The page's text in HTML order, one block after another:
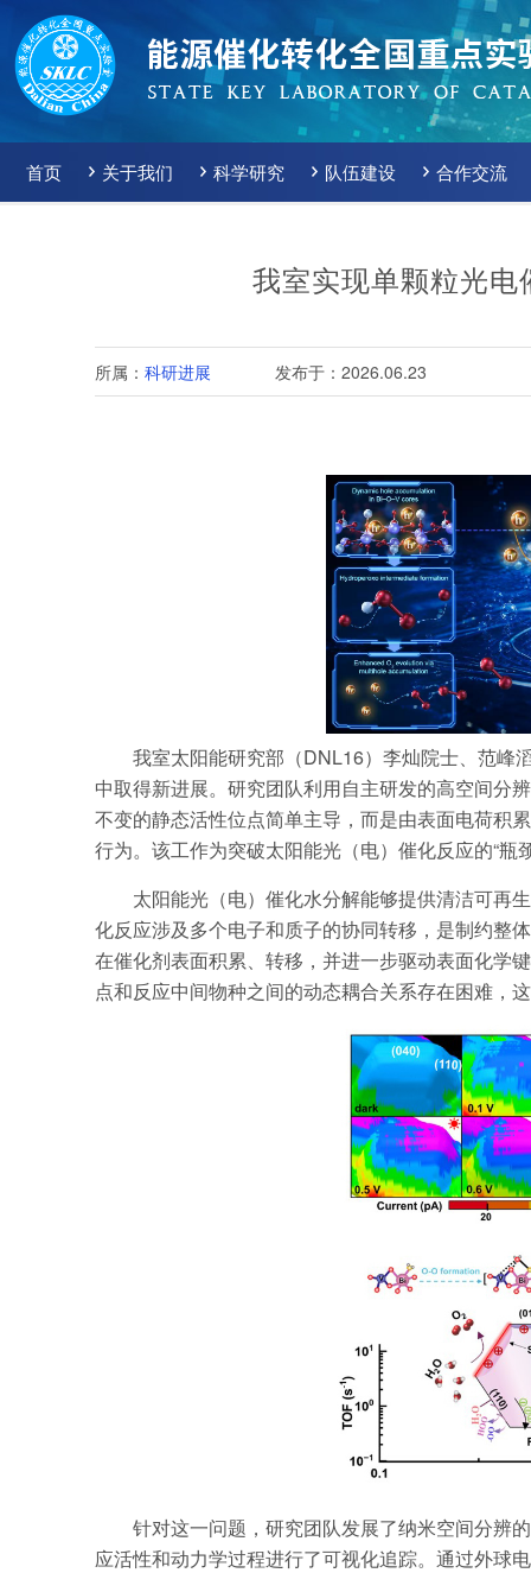
首页 关于我们 科学研究 队伍建设 合作交流
我室实现单颗粒光
所属： 科研进展 发布于：2026.06.23
我室太阳能研究部（DNL16）李灿院士、范峰
中取得新进展。研究团队利用自主研发的高空间分
不变的静态活性位点简单主导，而是由表面电荷积
行为。该工作为突破太阳能光（电）催化反应的“瓶
太阳能光（电）催化水分解能够提供清洁可再
化反应涉及多个电子和质子的协同转移，是制约整
在催化剂表面积累、转移，并进一步驱动表面化学
点和反应中间物种之间的动态耦合关系存在困难，
针对这一问题，研究团队发展了纳米空间分辨
应活性和动力学过程进行了可视化追踪。通过外球